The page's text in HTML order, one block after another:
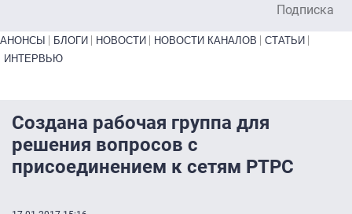
Подписка
Primary links bottom
АНОНСЫ БЛОГИ НОВОСТИ НОВОСТИ КАНАЛОВ
СТАТЬИ
ИНТЕРВЬЮ
Cоздана рабочая группа для
решения вопросов с
присоединением к сетям РТРС